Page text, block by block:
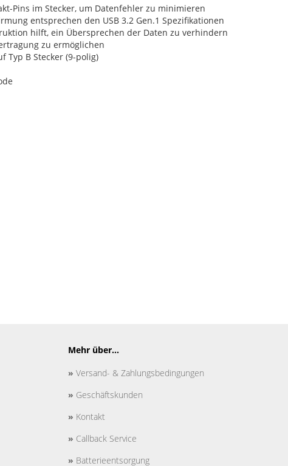
Pins im Stecker, um Datenfehler zu minimieren
entsprechen den USB 3.2 Gen.1 Spezifikationen
hilft, ein Übersprechen der Daten zu verhindern
zu ermöglichen
Typ B Stecker (9-polig)
Mehr über...
» Versand- & Zahlungsbedingungen
» Geschäftskunden
» Kontakt
» Callback Service
» Batterieentsorgung